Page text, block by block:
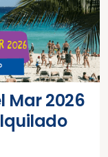
Mar 2026